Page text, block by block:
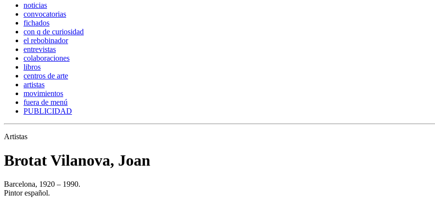
noticias
convocatorias
fichados
con q de curiosidad
el rebobinador
entrevistas
colaboraciones
libros
centros de arte
artistas
movimientos
fuera de menú
PUBLICIDAD
Artistas
Brotat Vilanova, Joan
Barcelona, 1920 – 1990.
Pintor español.